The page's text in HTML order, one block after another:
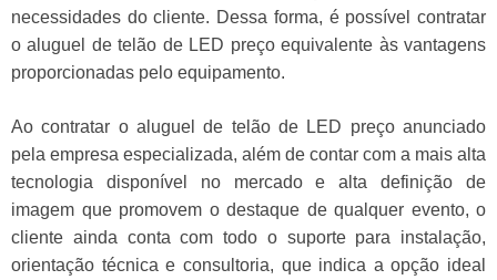
necessidades do cliente. Dessa forma, é possível contratar
o aluguel de telão de LED preço equivalente às vantagens
proporcionadas pelo equipamento.
Ao contratar o aluguel de telão de LED preço anunciado
pela empresa especializada, além de contar com a mais alta
tecnologia disponível no mercado e alta definição de
imagem que promovem o destaque de qualquer evento, o
cliente ainda conta com todo o suporte para instalação,
orientação técnica e consultoria, que indica a opção ideal